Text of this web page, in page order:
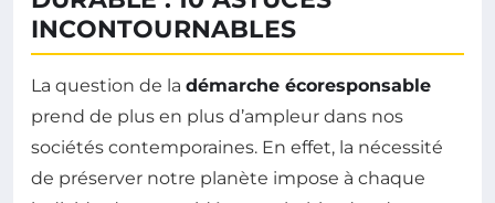
INCONTOURNABLES
La question de la démarche écoresponsable
prend de plus en plus d’ampleur dans nos
sociétés contemporaines. En effet, la nécessité
de préserver notre planète impose à chaque